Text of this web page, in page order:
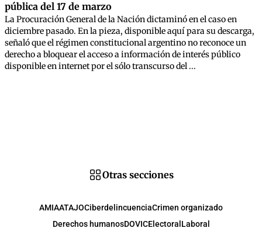
pública del 17 de marzo
La Procuración General de la Nación dictaminó en el caso en
diciembre pasado. En la pieza, disponible aquí para su descarga,
señaló que el régimen constitucional argentino no reconoce un
derecho a bloquear el acceso a información de interés público
disponible en internet por el sólo transcurso del ...
Otras secciones
AMIAATAJOCiberdelincuenciaCrimen organizado
Derechos humanosDOVICElectoral Laboral